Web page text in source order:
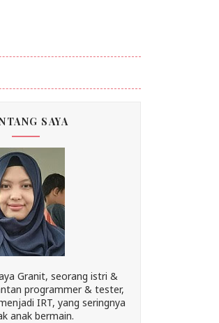
SAYA
Granit, seorang istri &
programmer & tester,
IRT, yang seringnya
anak bermain.